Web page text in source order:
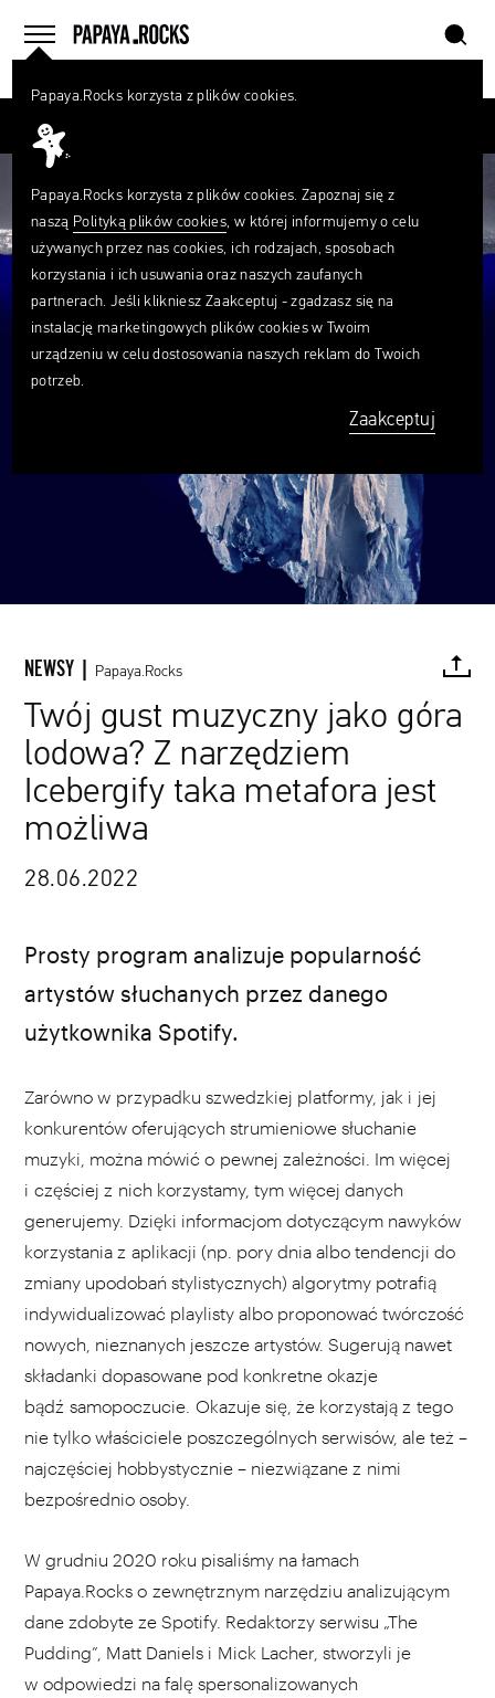
menu
home szukaj
NEWSY | Papaya.Rocks
Twój gust muzyczny jako góra
lodowa? Z narzędziem
Icebergify taka metafora jest
możliwa
28.06.2022
FACEBOOK TWITTER PINTEREST MAIL
Prosty program analizuje popularność
artystów słuchanych przez danego
użytkownika Spotify.
Zarówno w przypadku szwedzkiej platformy, jak i jej
konkurentów oferujących strumieniowe słuchanie
muzyki, można mówić o pewnej zależności. Im więcej
i częściej z nich korzystamy, tym więcej danych
generujemy. Dzięki informacjom dotyczącym nawyków
korzystania z aplikacji (np. pory dnia albo tendencji do
zmiany upodobań stylistycznych) algorytmy potrafią
indywidualizować playlisty albo proponować twórczość
nowych, nieznanych jeszcze artystów. Sugerują nawet
składanki dopasowane pod konkretne okazje
bądź samopoczucie. Okazuje się, że korzystają z tego
nie tylko właściciele poszczególnych serwisów, ale też –
najczęściej hobbystycznie – niezwiązane z nimi
bezpośrednio osoby.
W grudniu 2020 roku pisaliśmy na łamach
Papaya.Rocks o zewnętrznym narzędziu analizującym
dane zdobyte ze Spotify. Redaktorzy serwisu „The
Pudding”, Matt Daniels i Mick Lacher, stworzyli je
w odpowiedzi na falę spersonalizowanych
Papaya.Rocks korzysta z plików cookies.
Papaya.Rocks korzysta z plików cookies. Zapoznaj się z
naszą Polityką plików cookies, w której informujemy o celu
używanych przez nas cookies, ich rodzajach, sposobach
korzystania i ich usuwania oraz naszych zaufanych
partnerach. Jeśli klikniesz Zaakceptuj - zgadzasz się na
instalację marketingowych plików cookies w Twoim
urządzeniu w celu dostosowania naszych reklam do Twoich
potrzeb.
Zaakceptuj
Czego
szukasz?